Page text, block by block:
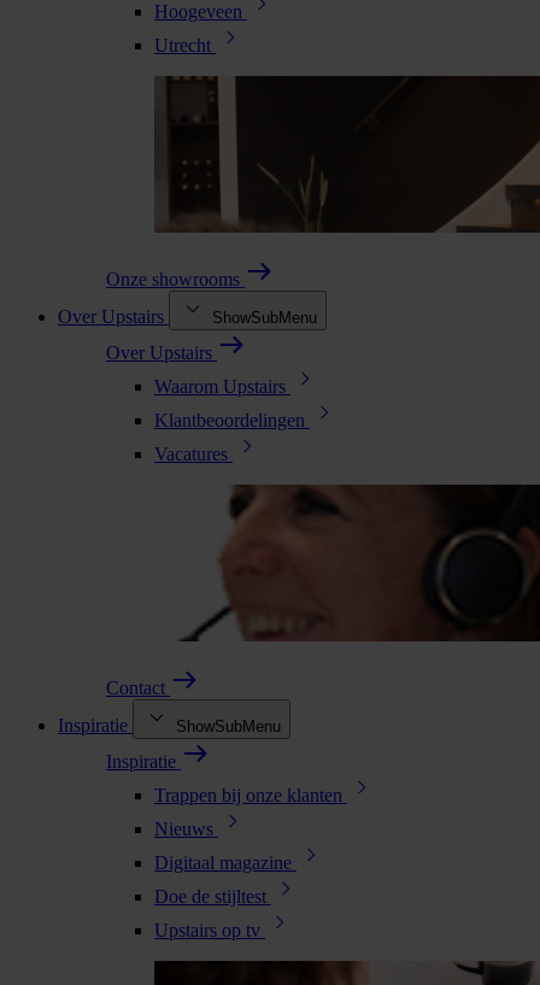
Hoogeveen
Utrecht
Onze showrooms
Over Upstairs
ShowSubMenu
Over Upstairs
Waarom Upstairs
Klantbeoordelingen
Vacatures
Contact
Inspiratie
ShowSubMenu
Inspiratie
Trappen bij onze klanten
Nieuws
Digitaal magazine
Doe de stijltest
Upstairs op tv